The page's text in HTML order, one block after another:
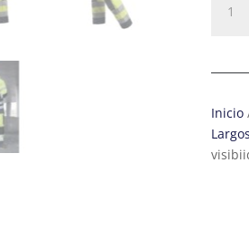
37.5®
de
alta
Inicio
Largos